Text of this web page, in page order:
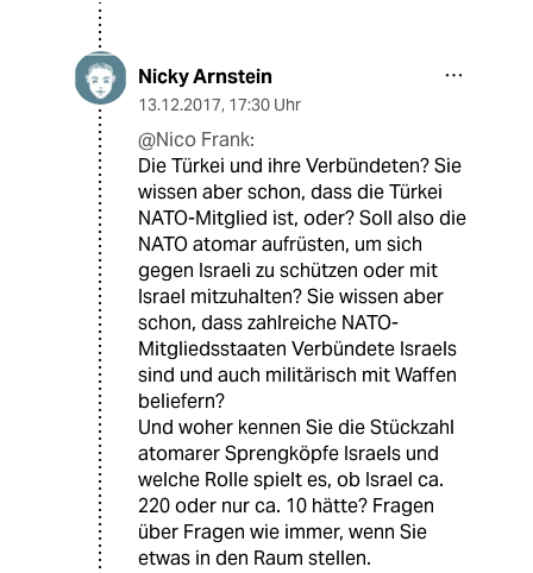
Nicky Arnstein
13.12.2017, 17:30 Uhr
@Nico Frank:
Die Türkei und ihre Verbündeten? Sie
wissen aber schon, dass die Türkei
NATO-Mitglied ist, oder? Soll also die
NATO atomar aufrüsten, um sich
gegen Israeli zu schützen oder mit
Israel mitzuhalten? Sie wissen aber
schon, dass zahlreiche NATO-
Mitgliedsstaaten Verbündete Israels
sind und auch militärisch mit Waffen
beliefern?
Und woher kennen Sie die Stückzahl
atomarer Sprengköpfe Israels und
welche Rolle spielt es, ob Israel ca.
220 oder nur ca. 10 hätte? Fragen
über Fragen wie immer, wenn Sie
etwas in den Raum stellen.